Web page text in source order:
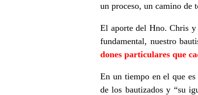
un proceso, un camino de
El aporte del Hno. Chris y
fundamental, nuestro
dones particulares que
En un tiempo en el que
de los bautizados y “su